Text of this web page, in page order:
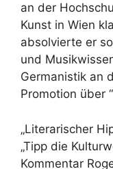
an der
Kunst in Wien
absolvierte er
und
Germanistik an
Promotion über
„Literarischer
„Tipp die
Kommentar